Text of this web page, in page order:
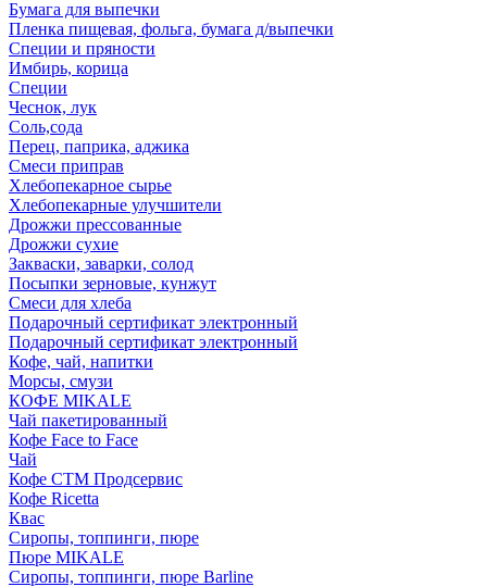
Бумага для выпечки
Пленка пищевая, фольга, бумага д/выпечки
Специи и пряности
Имбирь, корица
Специи
Чеснок, лук
Соль,сода
Перец, паприка, аджика
Смеси приправ
Хлебопекарное сырье
Хлебопекарные улучшители
Дрожжи прессованные
Дрожжи сухие
Закваски, заварки, солод
Посыпки зерновые, кунжут
Смеси для хлеба
Подарочный сертификат электронный
Подарочный сертификат электронный
Кофе, чай, напитки
Морсы, смузи
КОФЕ MIKALE
Чай пакетированный
Кофе Face to Face
Чай
Кофе СТМ Продсервис
Кофе Ricetta
Квас
Сиропы, топпинги, пюре
Пюре MIKALE
Сиропы, топпинги, пюре Barline